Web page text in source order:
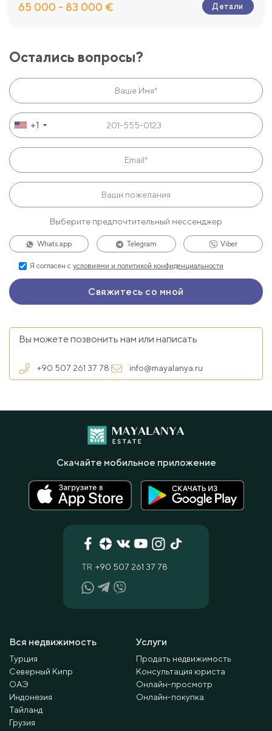
65 000 - 83 000 € Детали
Остались вопросы?
+1
Выберите предпочтительный мессенджер
Whats app Telegram Viber
Я согласен с условиями и политикой конфиденциальности
Вы можете позвонить нам или написать
+90 507 261 37 78 info@mayalanya.ru
Вся недвижимость
Турция
Северный Кипр
ОАЭ
Индонезия
Тайланд
Грузия
Услуги
Продать недвижимость
Консультация юриста
Онлайн-просмотр
Онлайн-покупка
TR +90 507 261 37 78
Скачайте мобильное приложение